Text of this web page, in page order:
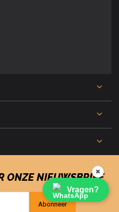
ONZE NIEUWSBRIEF
Abonneer
✖
Vragen?